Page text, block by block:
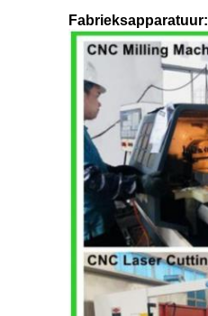
Fabrieksapparatuur: